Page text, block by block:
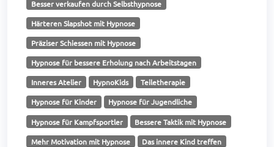
Besser verkaufen durch Selbsthypnose
Härteren Slapshot mit Hypnose
Präziser Schiessen mit Hypnose
Hypnose für bessere Erholung nach Arbeitstagen
Inneres Atelier HypnoKids Teiletherapie
Hypnose für Kinder Hypnose für Jugendliche
Hypnose für Kampfsportler Bessere Taktik mit Hypnose
Mehr Motivation mit Hypnose Das innere Kind treffen